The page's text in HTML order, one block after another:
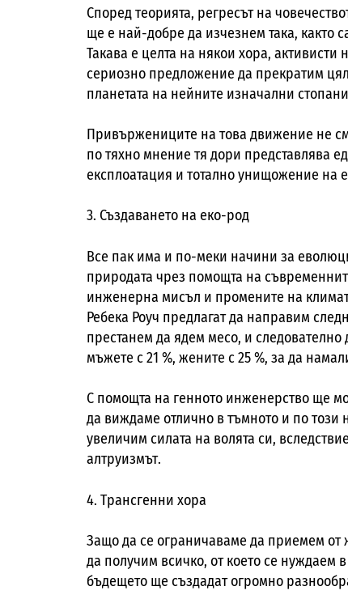
Според теорията, регресът на
ще е най-добре да изчезнем така, както
Такава е целта на някои хора,
сериозно предложение да прекратим
планетата на нейните изначални
Привържениците на това движение не
по тяхно мнение тя дори представлява
експлоатация и тотално унищожение на
3. Създаването на еко-род
Все пак има и по-меки начини за
природата чрез помощта на
инженерна мисъл и промените на
Ребека Роуч предлагат да направим
престанем да ядем месо, и
мъжете с 21 %, жените с 25 %, за да
С помощта на генното инженерство ще
да виждаме отлично в тъмното и по този
увеличим силата на волята си,
алтруизмът.
4. Трансгенни хора
Защо да се ограничаваме да приемем от
да получим всичко, от което се нуждаем
бъдещето ще създадат огромно